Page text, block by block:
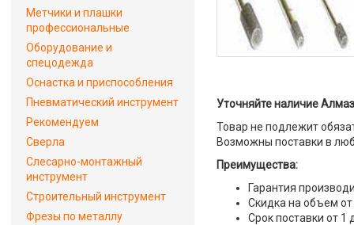
Уточняйте наличие
Товар не подлежит
Возможны поставки в
Преимущества:
Гарантия
Скидка на объем от
Срок поставки от 1
Метчики и плашки
профессиональные
Оборудование и
спецодежда
Оснастка и приспособления
Пневматический инструмент
Рекомендуем
Сверла
Слесарно-монтажный
инструмент
Строительный инструмент
Фрезы по металлу